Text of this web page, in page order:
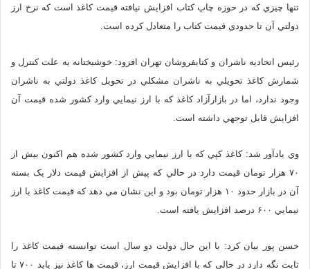
تنها چيزي که در حوزه چاپ کتاب افزايش نيافته قيمت کاغذ است که نرخ ارز
دولتي آن تا حدودي قيمت کتاب را متعادل کرده است.
رئيس اتحاديه ناشران و کتابفروشان تهران افزود: خوشبختانه به علت کنترل و
شمارش کاغذ تحويلي به ناشران مشکلي در تحويل کاغذ دولتي به ناشران
وجود ندارد، اما در بازارآزاد کاغذ که با ارز نيمايي وارد کشور شده قيمت آن
افزايش قابل توجهي داشته است.
وي يادآور شد: کاغذ کپي که با ارز نيمايي وارد کشور شده هم اکنون بيش از
۷۰ هزار تومان قيمت دارد در حالي که پيش از افزايش قيمت دلار يک بسته
آن در بازار حدود ۱۰ هزار تومان بود و اين نشان مي دهد که قيمت کاغذ با ارز
نيمايي ۶۰۰ درصد افزايش يافته است.
حسن پور بيان کرد: با اين حال دولت دو سال است توانسته قيمت کاغذ را
ثابت نگه دارد در حالي که با افزايش قيمت ارز، قيمت ها کاغذ نيز بايد ۷۰۰ تا